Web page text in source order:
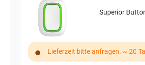
Superior
Lieferzeit bitte anfragen. ~ 20